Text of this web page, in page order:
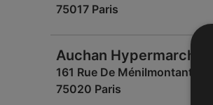
75017 Paris
Auchan Hypermarché
161 Rue De Ménilmontant
75020 Paris